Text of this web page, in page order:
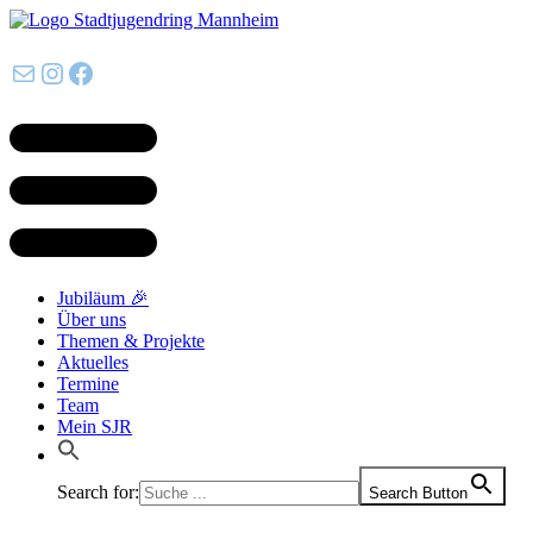
E-MailInstagram
Facebook
Jubiläum 🎉
Über uns
Themen & Projekte
Aktuelles
Termine
Team
Mein SJR
Search for: Search Button